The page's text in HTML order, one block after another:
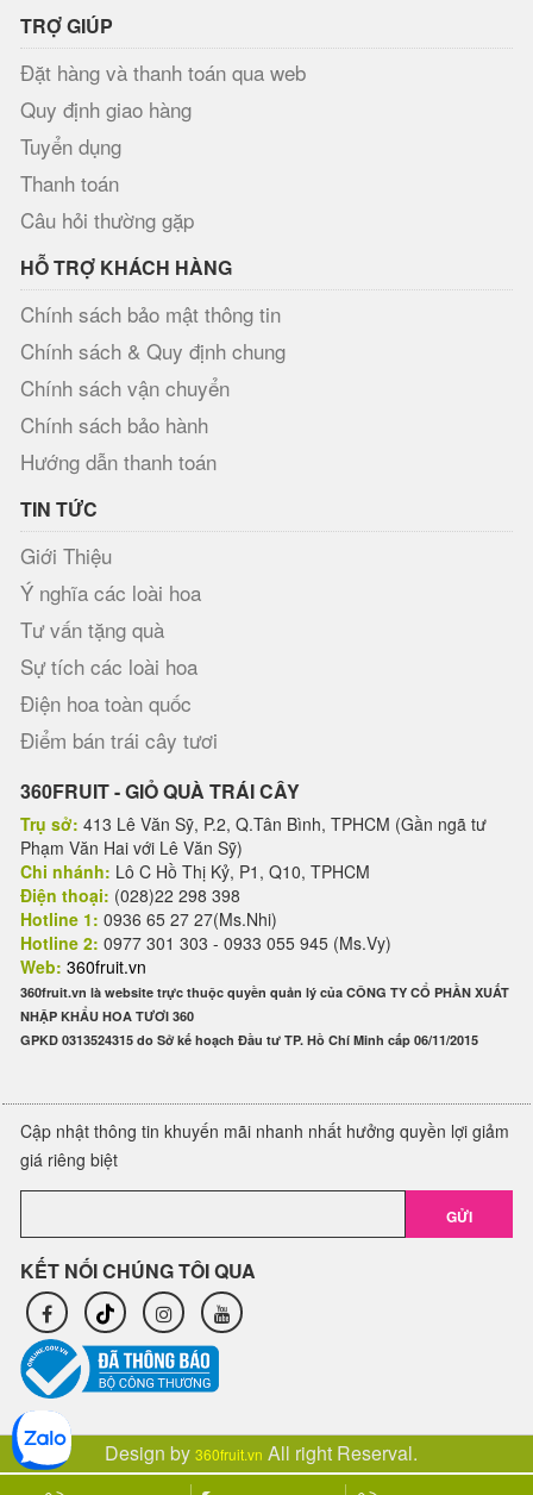
TRỢ GIÚP
Đặt hàng và thanh toán qua web
Quy định giao hàng
Tuyển dụng
Thanh toán
Câu hỏi thường gặp
HỖ TRỢ KHÁCH HÀNG
Chính sách bảo mật thông tin
Chính sách & Quy định chung
Chính sách vận chuyển
Chính sách bảo hành
Hướng dẫn thanh toán
TIN TỨC
Giới Thiệu
Ý nghĩa các loài hoa
Tư vấn tặng quà
Sự tích các loài hoa
Điện hoa toàn quốc
Điểm bán trái cây tươi
360FRUIT - GIỎ QUÀ TRÁI CÂY
Trụ sở: 413 Lê Văn Sỹ, P.2, Q.Tân Bình, TPHCM (Gần ngã tư
Phạm Văn Hai với Lê Văn Sỹ)
Chi nhánh: Lô C Hồ Thị Kỷ, P1, Q10, TPHCM
Điện thoại: (028)22 298 398
Hotline 1: 0936 65 27 27(Ms.Nhi)
Hotline 2: 0977 301 303 - 0933 055 945 (Ms.Vy)
Web: 360fruit.vn
360fruit.vn là website trực thuộc quyền quản lý của CÔNG TY CỔ PHẦN XUẤT
NHẬP KHẨU HOA TƯƠI 360
GPKD 0313524315 do Sở kế hoạch Đầu tư TP. Hồ Chí Minh cấp 06/11/2015
Cập nhật thông tin khuyến mãi nhanh nhất hưởng quyền lợi giảm
giá riêng biệt
GỬI
KẾT NỐI CHÚNG TÔI QUA
Design by 360fruit.vn All right Reserval.